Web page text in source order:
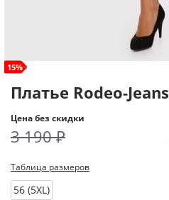
size+
15%
Платье Rodeo-Jeans
Цена без скидки
3 190 ₽
Таблица размеров
56 (5XL)